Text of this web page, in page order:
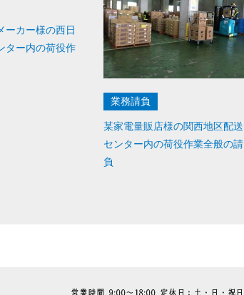
ーカー様の西日
ター内の荷役作
業務請負
某家電量販店様の関西地区配送
センター内の荷役作業全般の請
負